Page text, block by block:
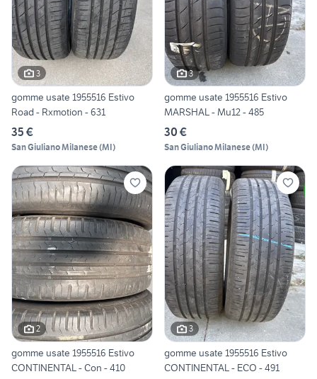
3
gomme usate 1955516 Estivo
Road - Rxmotion - 631
35 €
San Giuliano Milanese(MI)
3
gomme usate 1955516 Estivo
MARSHAL - Mu12 - 485
30 €
San Giuliano Milanese(MI)
2
gomme usate 1955516 Estivo
CONTINENTAL - Con - 410
3
gomme usate 1955516 Estivo
CONTINENTAL - ECO - 491